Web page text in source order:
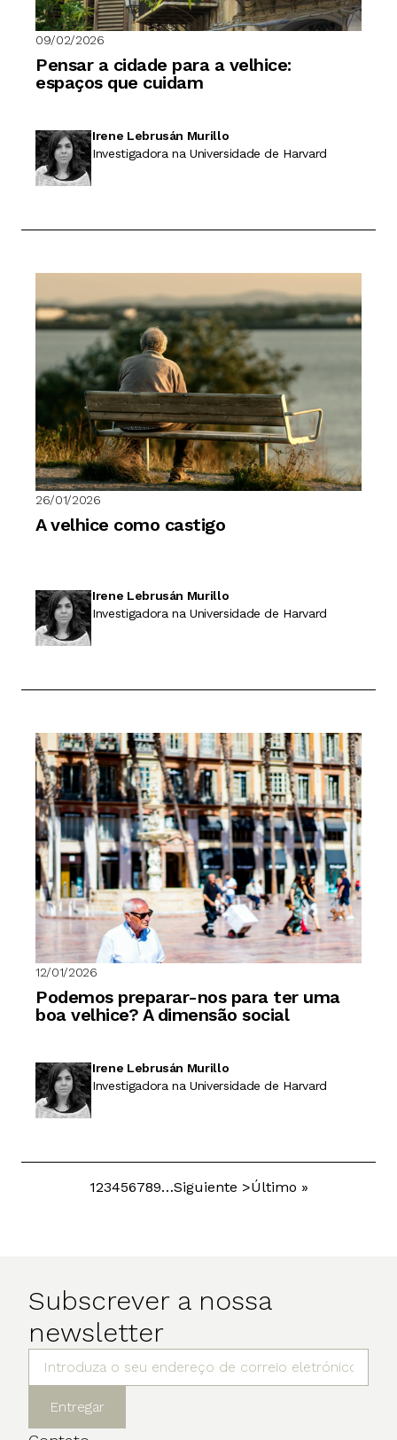
09/02/2026
Pensar a cidade para a velhice:
espaços que cuidam
Irene Lebrusán Murillo
Investigadora na Universidade de Harvard
26/01/2026
A velhice como castigo
Irene Lebrusán Murillo
Investigadora na Universidade de Harvard
12/01/2026
Podemos preparar-nos para ter uma
boa velhice? A dimensão social
Irene Lebrusán Murillo
Investigadora na Universidade de Harvard
Paginação
Página
1Página
2Página
3Página
4Página
5Página
6Página
7Página
8Página
9…Próxima
Siguiente >Última
Último »
Subscrever a nossa
newsletter
Entregar